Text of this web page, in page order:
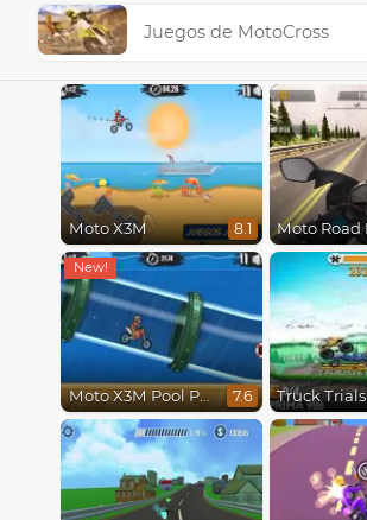
Juegos de MotoCross
Moto X3M 8.1
Moto X3M Pool Party 7.6 Truck Trials